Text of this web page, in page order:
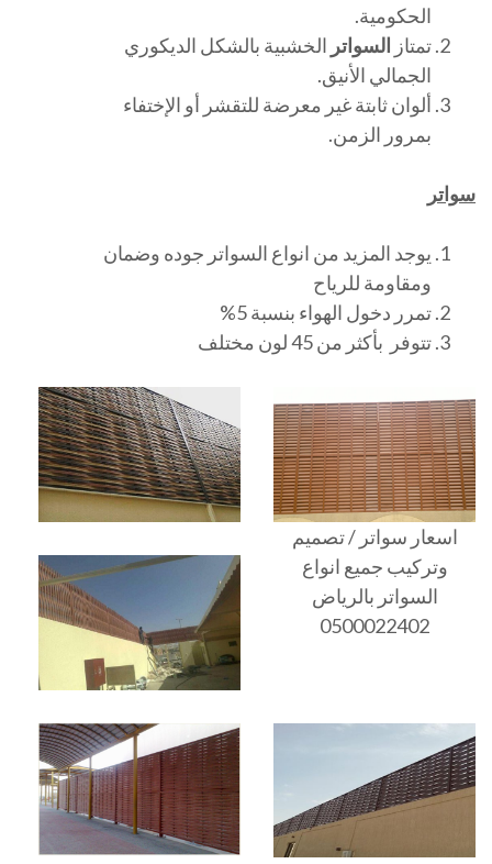
الحكومية.
تمتاز السواتر الخشبية بالشكل الديكوري
الجمالي الأنيق.
ألوان ثابتة غير معرضة للتقشر أو الإختفاء
بمرور الزمن.
سواتر
يوجد المزيد من انواع السواتر جوده وضمان
ومقاومة للرياح
تمرر دخول الهواء بنسبة 5%
تتوفر بأكثر من 45 لون مختلف
اسعار سواتر / تصميم
وتركيب جميع انواع
السواتر بالرياض
0500022402